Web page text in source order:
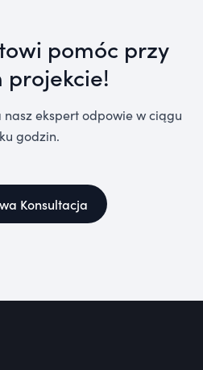
pomóc przy
projekcie!
nasz ekspert odpowie w ciągu
godzin.
Konsultacja